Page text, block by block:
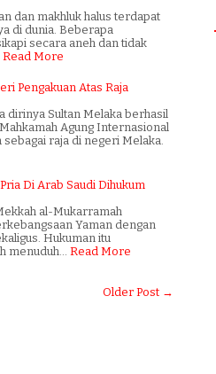
dan makhluk halus terdapat
di dunia. Beberapa
secara aneh dan tidak
Read More
Pengakuan Atas Raja
dirinya Sultan Melaka berhasil
Agung Internasional
raja di negeri Melaka.
Di Arab Saudi Dihukum
al-Mukarramah
Yaman dengan
Hukuman itu
menuduh…
Read More
Older Post →